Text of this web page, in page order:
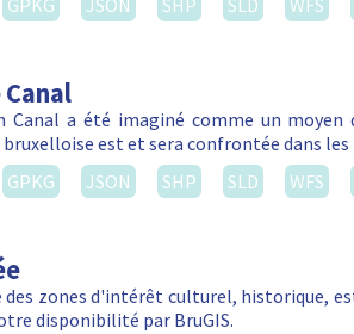
GPKG JSON SHP SLD WFS
Canal a été imaginé comme un
bruxelloise est et sera confrontée dans les
GPKG JSON SHP SLD WFS
des zones d'intérêt culturel, historique,
disponibilité par BruGIS.